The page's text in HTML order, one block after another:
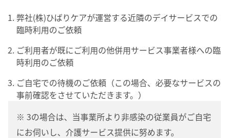
弊社(株)ひばりケアが運営する近隣のデイサービスでの
臨時利用のご依頼
ご利用者が既にご利用の他併用サービス事業者様への臨
時利用のご依頼
ご自宅での待機のご依頼（この場合、必要なサービスの
事前確認をさせていただきます。）
※ 3の場合は、当事業所より非感染の従業員がご自宅
にお伺いし、介護サービス提供に努めます。